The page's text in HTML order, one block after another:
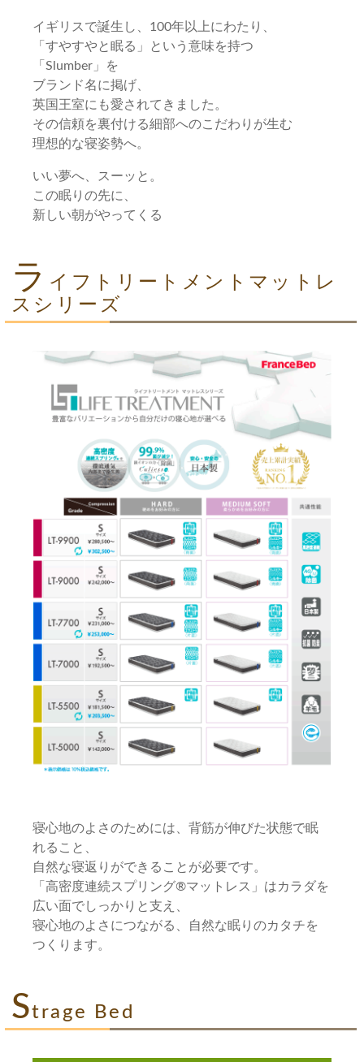
イギリスで誕生し、100年以上にわたり、
「すやすやと眠る」という意味を持つ
「Slumber」を
ブランド名に掲げ、
英国王室にも愛されてきました。
その信頼を裏付ける細部へのこだわりが生む
理想的な寝姿勢へ。
いい夢へ、スーッと。
この眠りの先に、
新しい朝がやってくる
ラ イフトリートメントマットレ
スシリーズ
寝心地のよさのためには、背筋が伸びた状態で眠
れること、
自然な寝返りができることが必要です。
「高密度連続スプリング®マットレス」はカラダを
広い面でしっかりと支え、
寝心地のよさにつながる、自然な眠りのカタチを
つくります。
Strage Bed